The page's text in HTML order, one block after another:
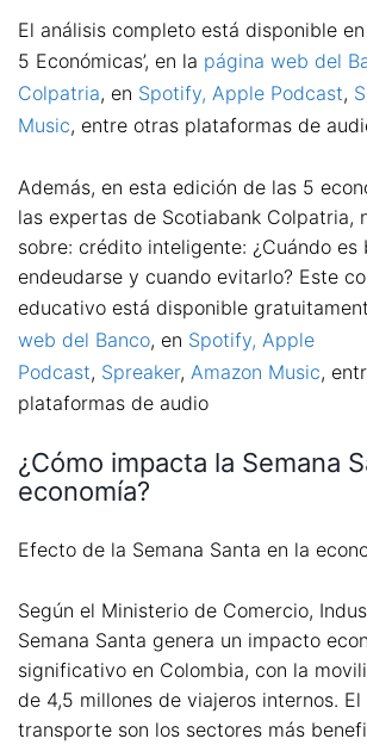
El análisis completo está disponible
5 Económicas’, en la página web del
Colpatria, en Spotify, Apple Podcast,
Music, entre otras plataformas de
Además, en esta edición de las 5
las expertas de Scotiabank Colpatria,
sobre: crédito inteligente: ¿Cuándo es
endeudarse y cuando evitarlo? Este
educativo está disponible
web del Banco, en Spotify, Apple
Podcast, Spreaker, Amazon Music,
plataformas de audio
¿Cómo impacta la Semana
economía?
Efecto de la Semana Santa en la
Según el Ministerio de Comercio,
Semana Santa genera un impacto
significativo en Colombia, con la
de 4,5 millones de viajeros internos.
transporte son los sectores más